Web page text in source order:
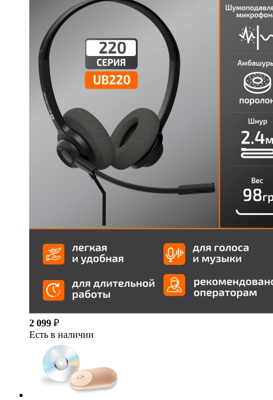
2 099 ₽
Есть в наличии